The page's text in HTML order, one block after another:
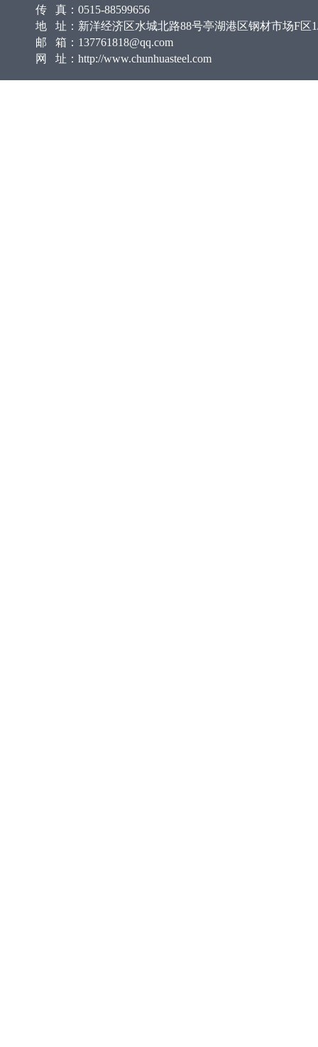
传 真：0515-88599656
地 址：新洋经济区水城北路88号亭湖港区钢材市场F区
邮 箱：137761818@qq.com
网 址：http://www.chunhuasteel.com